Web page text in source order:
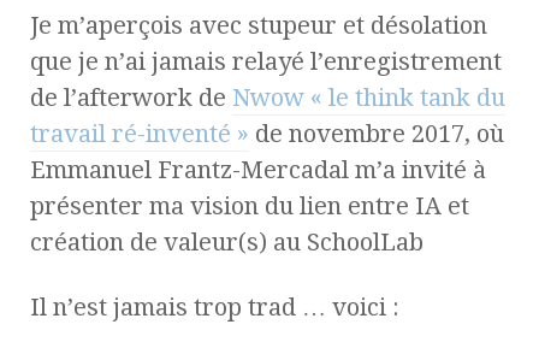
Je m’aperçois avec stupeur et désolation
que je n’ai jamais relayé l’enregistrement
de l’afterwork de Nwow « le think tank du
travail ré-inventé » de novembre 2017, où
Emmanuel Frantz-Mercadal m’a invité à
présenter ma vision du lien entre IA et
création de valeur(s) au SchoolLab
Il n’est jamais trop trad … voici :